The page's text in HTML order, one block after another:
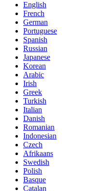
English
French
German
Portuguese
Spanish
Russian
Japanese
Korean
Arabic
Irish
Greek
Turkish
Italian
Danish
Romanian
Indonesian
Czech
Afrikaans
Swedish
Polish
Basque
Catalan